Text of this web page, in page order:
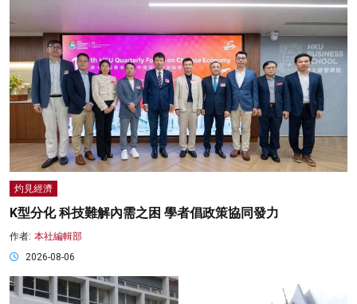
灼見經濟
K型分化 科技難解內需之困 學者倡政策協同發力
作者: 本社編輯部
2026-08-06